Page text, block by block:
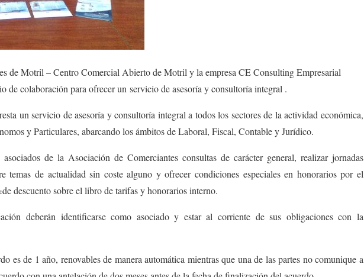
de Motril – Centro Comercial Abierto de Motril y la empresa CE Consulting Empresarial
de colaboración para ofrecer un servicio de asesoría y consultoría integral .
un servicio de asesoría y consultoría integral a todos los sectores de la actividad económica,
y Particulares, abarcando los ámbitos de Laboral, Fiscal, Contable y Jurídico.
de la Asociación de Comerciantes consultas de carácter general, realizar jornadas
temas de actualidad sin coste alguno y ofrecer condiciones especiales en honorarios por el
descuento sobre el libro de tarifas y honorarios interno.
deberán identificarse como asociado y estar al corriente de sus obligaciones con la
es de 1 año, renovables de manera automática mientras que una de las partes no comunique a